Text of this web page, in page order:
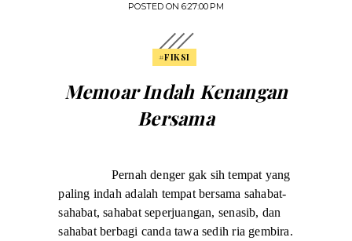
POSTED ON 6:27:00 PM
#FIKSI
Memoar Indah Kenangan
Bersama
Pernah denger gak sih tempat yang
paling indah adalah tempat bersama sahabat-
sahabat, sahabat seperjuangan, senasib, dan
sahabat berbagi canda tawa sedih ria gembira.